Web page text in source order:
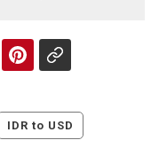
IDR to USD